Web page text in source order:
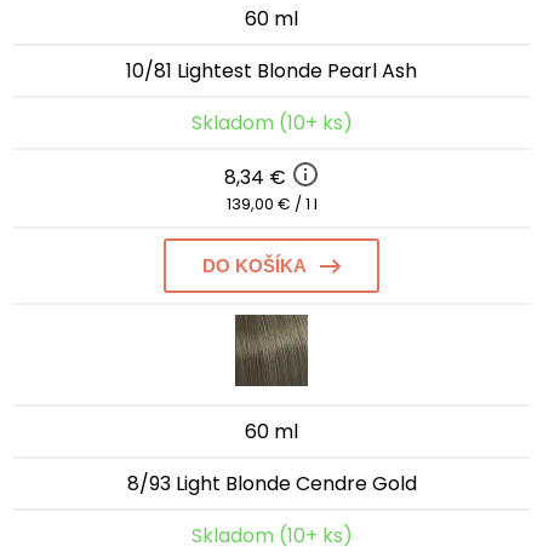
60 ml
10/81 Lightest Blonde Pearl Ash
Skladom (10+ ks)
8,34 €
139,00 € / 1 l
DO KOŠÍKA
60 ml
8/93 Light Blonde Cendre Gold
Skladom (10+ ks)